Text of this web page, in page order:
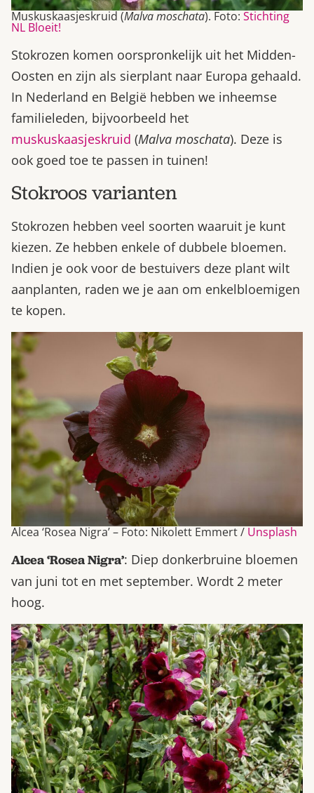
Muskuskaasjeskruid (Malva moschata). Foto:Stichting
NL Bloeit!
Stokrozen komen oorspronkelijk uit het Midden-
Oosten en zijn als sierplant naar Europa gehaald.
In Nederland en België hebben we inheemse
familieleden, bijvoorbeeld het
muskuskaasjeskruid (Malva moschata). Deze is
ook goed toe te passen in tuinen!
Stokroos varianten
Stokrozen hebben veel soorten waaruit je kunt
kiezen. Ze hebben enkele of dubbele bloemen.
Indien je ook voor de bestuivers deze plant wilt
aanplanten, raden we je aan om enkelbloemigen
te kopen.
Alcea ‘Rosea Nigra’ – Foto: Nikolett Emmert / Unsplash
Alcea ‘Rosea Nigra’: Diep donkerbruine bloemen
van juni tot en met september. Wordt 2 meter
hoog.